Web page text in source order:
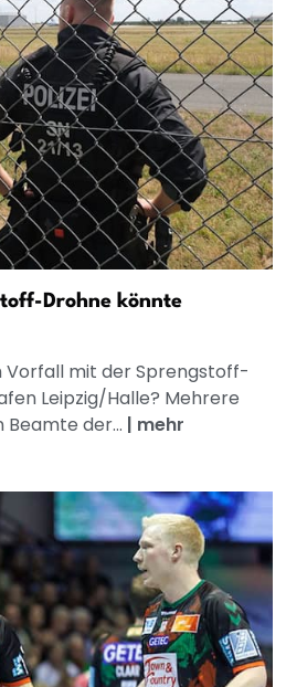
Drohne könnte
mit der Sprengstoff-
Leipzig/Halle? Mehrere
Beamte der... | mehr